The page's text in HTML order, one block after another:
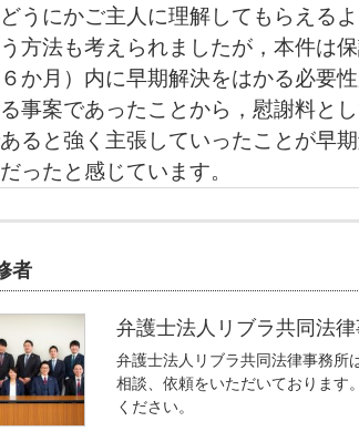
うにかご主人に理解してもらえる
方法も考えられましたが，本件は
か月）内に早期解決をはかる必要
事案であったことから，慰謝料と
ると強く主張していったことが早
ったと感じています。
者
弁護士法人リブラ共同法
弁護士法人リブラ共同法律事務所
相談、依頼をいただいております
ください。